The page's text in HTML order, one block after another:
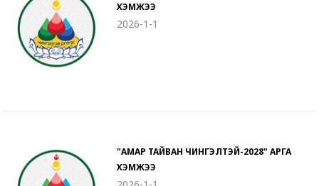
ХЭМЖЭЭ
2026-1-1
"АМАР ТАЙВАН ЧИНГЭЛТЭЙ-2028" АРГА
ХЭМЖЭЭ